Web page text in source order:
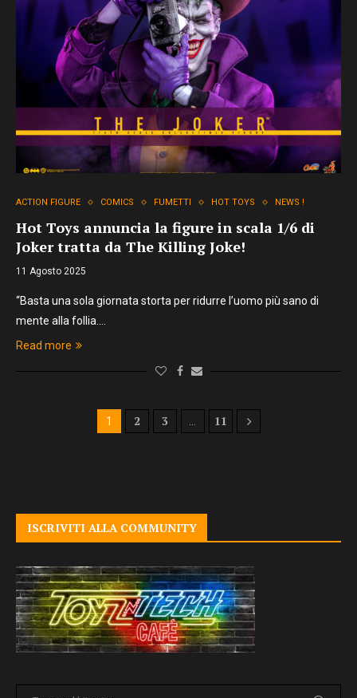
ACTION FIGURE COMICS FUMETTI HOT TOYS NEWS !
Hot Toys annuncia la figure in scala 1/6 di
Joker tratta da The Killing Joke!
11 Agosto 2025
“Basta una sola giornata storta per ridurre l’uomo più sano di
mente alla follia.…
Read more
1 2 3 11
ISCRIVITI ALLA COMMUNITY